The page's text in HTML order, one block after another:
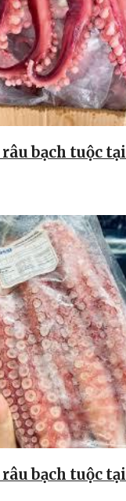
bạch tuộc tại
bạch tuộc tại